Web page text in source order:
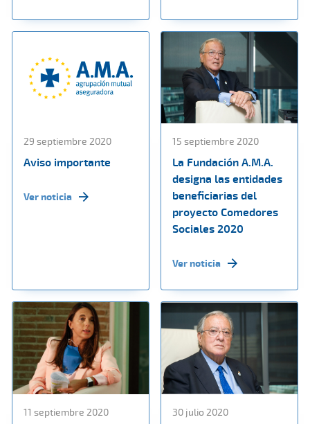
29 septiembre 2020
Aviso importante
Ver noticia
15 septiembre 2020
La Fundación A.M.A.
designa las entidades
beneficiarias del
proyecto Comedores
Sociales 2020
Ver noticia
11 septiembre 2020 30 julio 2020